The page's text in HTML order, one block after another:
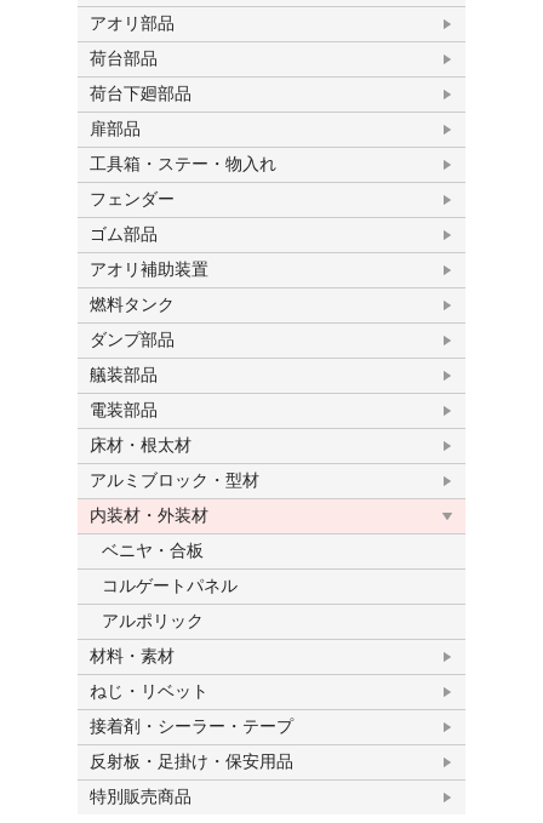
アオリ部品
荷台部品
荷台下廻部品
扉部品
工具箱・ステー・物入れ
フェンダー
ゴム部品
アオリ補助装置
燃料タンク
ダンプ部品
艤装部品
電装部品
床材・根太材
アルミブロック・型材
内装材・外装材
ベニヤ・合板
コルゲートパネル
アルポリック
材料・素材
ねじ・リベット
接着剤・シーラー・テープ
反射板・足掛け・保安用品
特別販売商品